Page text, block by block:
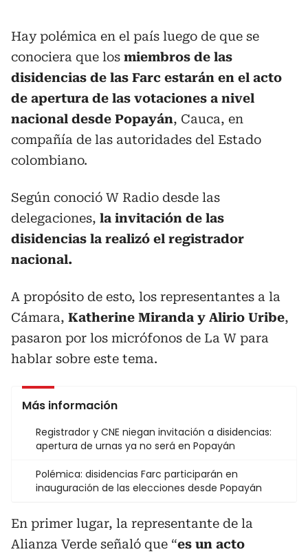
Hay polémica en el país luego de que se
conociera que los miembros de las
disidencias de las Farc estarán en el acto
de apertura de las votaciones a nivel
nacional desde Popayán, Cauca, en
compañía de las autoridades del Estado
colombiano.
Según conoció W Radio desde las
delegaciones, la invitación de las
disidencias la realizó el registrador
nacional.
A propósito de esto, los representantes a la
Cámara, Katherine Miranda y Alirio Uribe,
pasaron por los micrófonos de La W para
hablar sobre este tema.
Más información
Registrador y CNE niegan invitación a disidencias:
apertura de urnas ya no será en Popayán
Polémica: disidencias Farc participarán en
inauguración de las elecciones desde Popayán
En primer lugar, la representante de la
Alianza Verde señaló que “es un acto